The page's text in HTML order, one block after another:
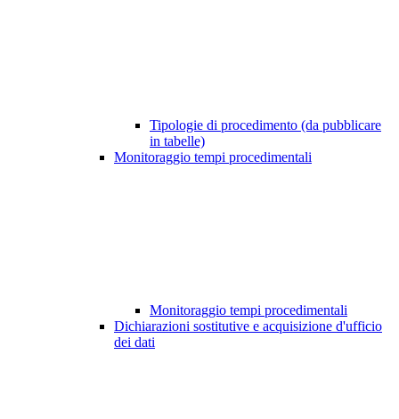
Tipologie di procedimento (da pubblicare
in tabelle)
Monitoraggio tempi procedimentali
Monitoraggio tempi procedimentali
Dichiarazioni sostitutive e acquisizione d'ufficio
dei dati